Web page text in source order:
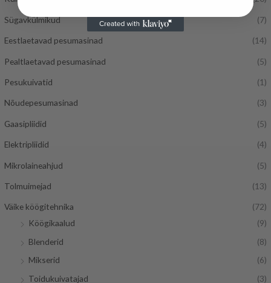
Sügavkülmikud (7)
Eestlaetavad pesumasinad (14)
Pealtlaetavad pesumasinad (5)
Pesukuivatid (1)
Nõudepesumasinad (3)
Gaasipliidid (5)
Elektripliidid (4)
Mikrolaineahjud (5)
Tolmuimejad (13)
Väike köögitehnika
(72)
Köögikaalud
(9)
Blenderid
(8)
Mikserid
(6)
Toidukuivatajad
(3)